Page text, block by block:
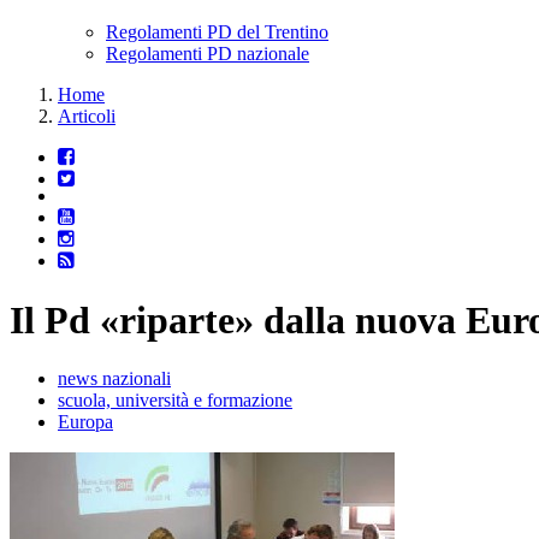
Regolamenti PD del Trentino
Regolamenti PD nazionale
Home
Articoli
Il Pd «riparte» dalla nuova
news nazionali
scuola, università e formazione
Europa